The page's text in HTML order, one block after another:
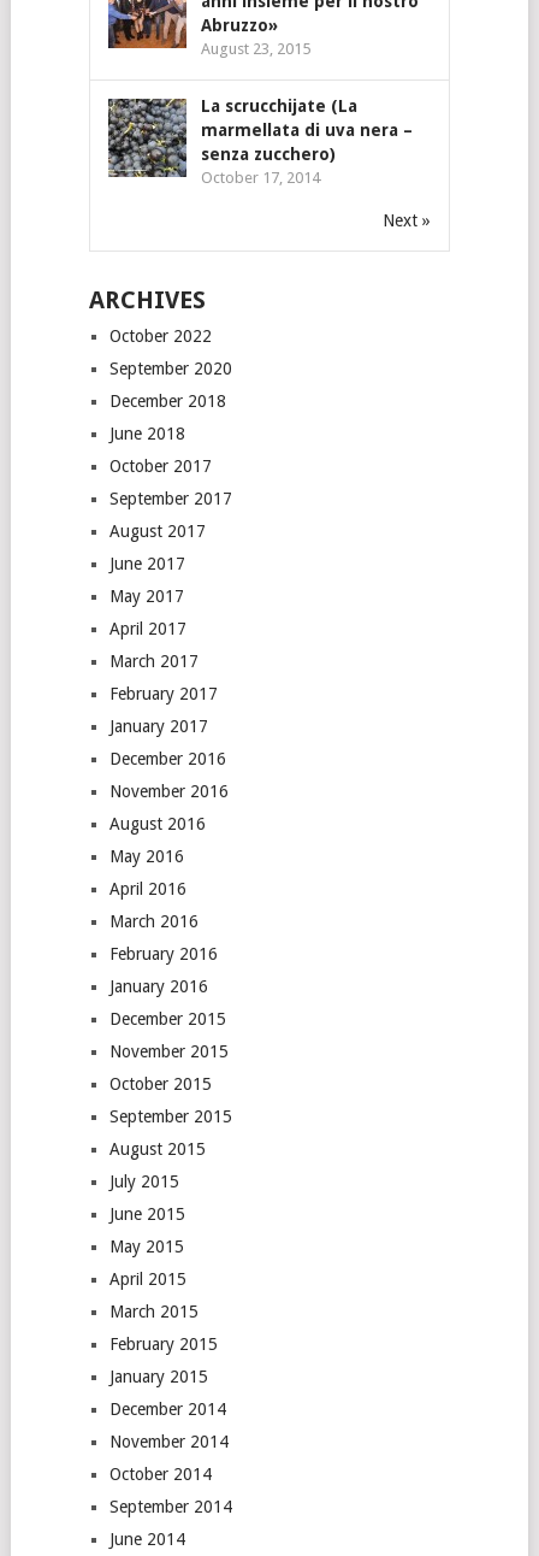
Abruzzo»
August 23, 2015
La scrucchijate (La
marmellata di uva nera –
senza zucchero)
October 17, 2014
Next »
ARCHIVES
October 2022
September 2020
December 2018
June 2018
October 2017
September 2017
August 2017
June 2017
May 2017
April 2017
March 2017
February 2017
January 2017
December 2016
November 2016
August 2016
May 2016
April 2016
March 2016
February 2016
January 2016
December 2015
November 2015
October 2015
September 2015
August 2015
July 2015
June 2015
May 2015
April 2015
March 2015
February 2015
January 2015
December 2014
November 2014
October 2014
September 2014
June 2014